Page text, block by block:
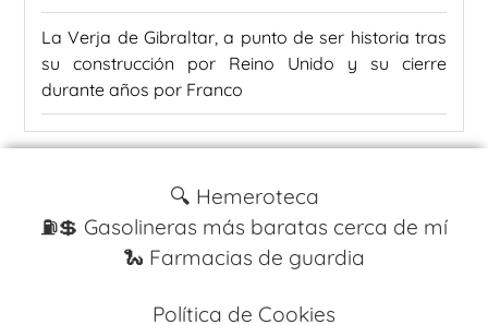
La Verja de Gibraltar, a punto de ser historia tras
su construcción por Reino Unido y su cierre
durante años por Franco
🔍 Hemeroteca
⛽️💲 Gasolineras más baratas cerca de mí
🐍 Farmacias de guardia
Política de Cookies